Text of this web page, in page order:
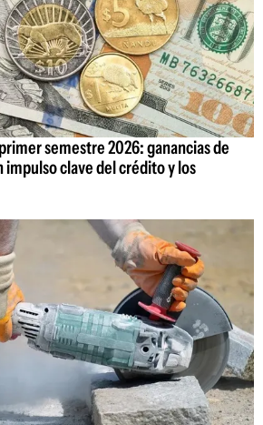
semestre 2026: ganancias de
impulso clave del crédito y los